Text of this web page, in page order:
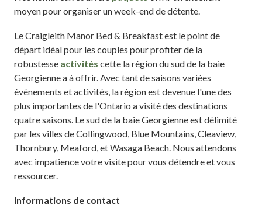
moyen pour organiser un week-end de détente.
Le Craigleith Manor Bed & Breakfast est le point de
départ idéal pour les couples pour profiter de la
robustesse activités cette la région du sud de la baie
Georgienne a à offrir. Avec tant de saisons variées
événements et activités, la région est devenue l'une des
plus importantes de l'Ontario a visité des destinations
quatre saisons. Le sud de la baie Georgienne est délimité
par les villes de Collingwood, Blue Mountains, Cleaview,
Thornbury, Meaford, et Wasaga Beach. Nous attendons
avec impatience votre visite pour vous détendre et vous
ressourcer.
Informations de contact